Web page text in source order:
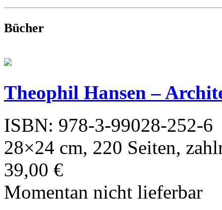
Bücher
Theophil Hansen –
ISBN: 978-3-99028-252-6
28×24 cm, 220 Seiten,
39,00 €
Momentan nicht lieferbar